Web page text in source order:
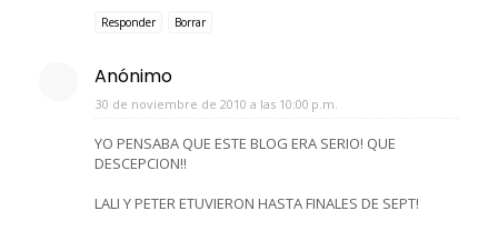
Responder Borrar
Anónimo
30 de noviembre de 2010 a las 10:00 p.m.
YO PENSABA QUE ESTE BLOG ERA SERIO! QUE
DESCEPCION!!
LALI Y PETER ETUVIERON HASTA FINALES DE SEPT!